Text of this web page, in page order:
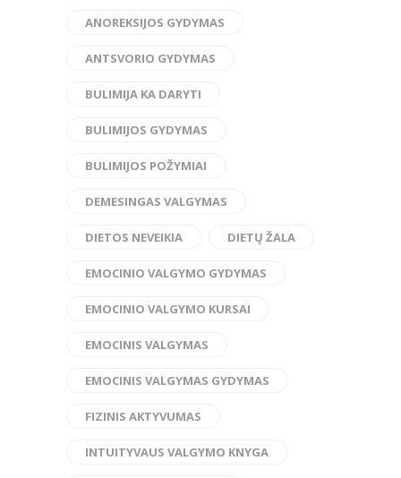
ANOREKSIJOS GYDYMAS
ANTSVORIO GYDYMAS
BULIMIJA KA DARYTI
BULIMIJOS GYDYMAS
BULIMIJOS POŽYMIAI
DEMESINGAS VALGYMAS
DIETOS NEVEIKIA DIETŲ ŽALA
EMOCINIO VALGYMO GYDYMAS
EMOCINIO VALGYMO KURSAI
EMOCINIS VALGYMAS
EMOCINIS VALGYMAS GYDYMAS
FIZINIS AKTYVUMAS
INTUITYVAUS VALGYMO KNYGA